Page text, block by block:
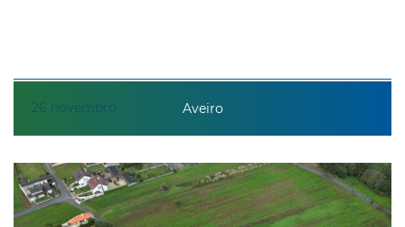
26 novembro Aveiro